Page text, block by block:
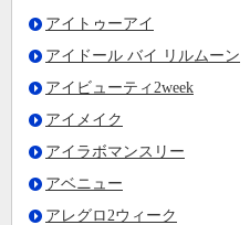
アイトゥーアイ
アイドール バイ リルムーン
アイビューティ2week
アイメイク
アイラボマンスリー
アベニュー
アレグロ2ウィーク